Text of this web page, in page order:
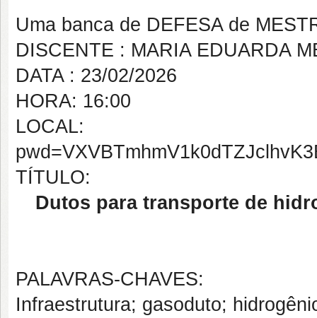
Uma banca de DEFESA de
DISCENTE : MARIA EDUARDA
DATA : 23/02/2026
HORA: 16:00
LOCAL: https://
TÍTULO:
Dutos para transporte de
PALAVRAS-CHAVES:
Infraestrutura; gasoduto;